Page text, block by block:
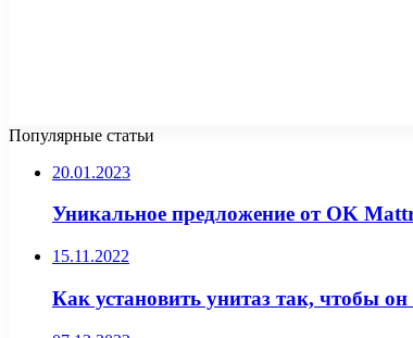
Популярные статьи
20.01.2023
Уникальное предложение от OK
15.11.2022
Как установить унитаз так, чтобы